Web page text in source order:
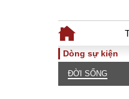
Dòng sự kiện
ĐỜI SỐNG